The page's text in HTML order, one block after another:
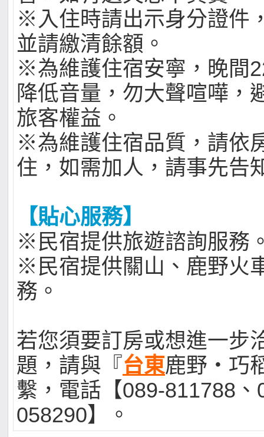
※入住時請出示身分證件
並請繳清餘額。
※為維護住宿安寧，晚間
降低音量，勿大聲喧嘩，
旅客權益。
※為維護住宿品質，請依
住，如需加人，請事先告
【貼心服務】
※民宿提供旅遊諮詢服務
※民宿提供關山、鹿野火
務。
若您須要訂房或想進一步
題，請與『台東鹿野‧巧
繫，電話【089-811788、
058290】。